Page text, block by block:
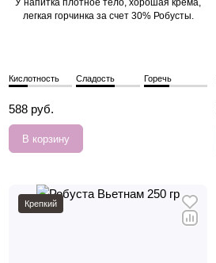
У напитка плотное тело, хорошая крема,
легкая горчинка за счет 30% Робусты.
Кислотность Сладость Горечь
588 руб.
В корзину
Крепкий